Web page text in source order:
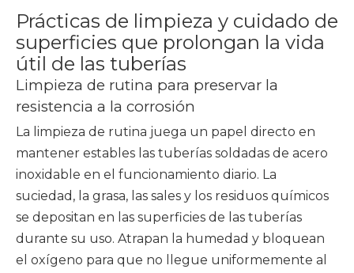
Prácticas de limpieza y cuidado de
superficies que prolongan la vida
útil de las tuberías
Limpieza de rutina para preservar la
resistencia a la corrosión
La limpieza de rutina juega un papel directo en
mantener estables las tuberías soldadas de acero
inoxidable en el funcionamiento diario. La
suciedad, la grasa, las sales y los residuos químicos
se depositan en las superficies de las tuberías
durante su uso. Atrapan la humedad y bloquean
el oxígeno para que no llegue uniformemente al